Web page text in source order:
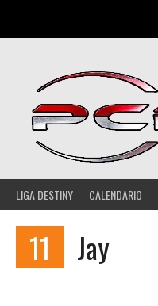
contenido
LIGA DESTINY CALENDARIO
11 Jay